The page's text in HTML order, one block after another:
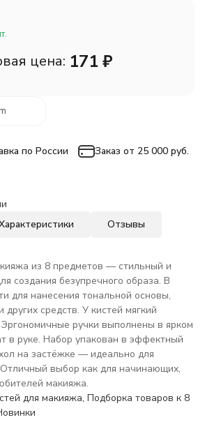
цена: 171 ₽
по России Заказ от 25 000 руб.
Отзывы
из 8 предметов — стильный и
создания безупречного образа. В
для нанесения тональной основы,
средств. У кистей мягкий
Эргономичные ручки выполнены в ярком
в руке. Набор упакован в эффектный
на застёжке — идеально для
выбор как для начинающих,
макияжа.
для макияжа, Подборка товаров к 8